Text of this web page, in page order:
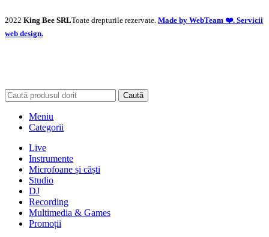
2022 King Bee SRLToate drepturile rezervate. Made by WebTeam ❤️. Servicii
web design.
Caută
Meniu
Categorii
Live
Instrumente
Microfoane și căști
Studio
DJ
Recording
Multimedia & Games
Promoții